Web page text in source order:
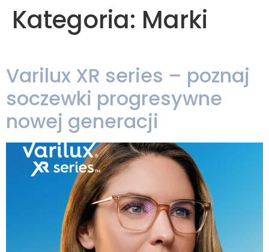
Kategoria: Marki
Varilux XR series – poznaj
soczewki progresywne
nowej generacji